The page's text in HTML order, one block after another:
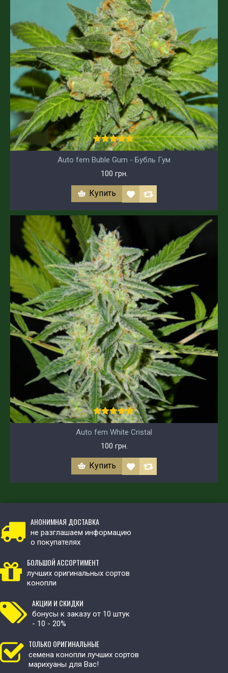
Auto fem Buble Gum - Бубль Гум
100 грн.
Купить
Auto fem White Cristal
100 грн.
Купить
АНОНИМНАЯ ДОСТАВКА
не разглашаем информацию
о покупателях
БОЛЬШОЙ АССОРТИМЕНТ
лучших оригинальных сортов
конопли
АКЦИИ И СКИДКИ
бонусы к заказу от 10 штук
- 10 - 20%
ТОЛЬКО ОРИГИНАЛЬНЫЕ
семена конопли лучших сортов
марихуаны для Вас!